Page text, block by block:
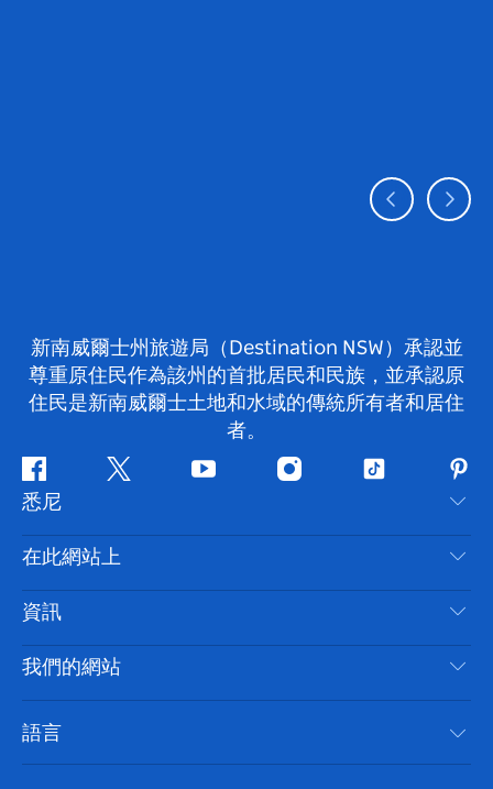
新南威爾士州旅遊局（Destination NSW）承認並
尊重原住民作為該州的首批居民和民族，並承認原
住民是新南威爾士土地和水域的傳統所有者和居住
者。
Facebook嘰
喳
喳
Youtube Instagram抖
悉尼
聯絡我們
免責聲明
隱私
Cookie 通知
在此網站上
目的地
要做的事情
新南威爾斯州公路旅行
活動
住宿
資訊
旅行資訊
無障礙悉尼
列出您的業務
我們的網站
語言